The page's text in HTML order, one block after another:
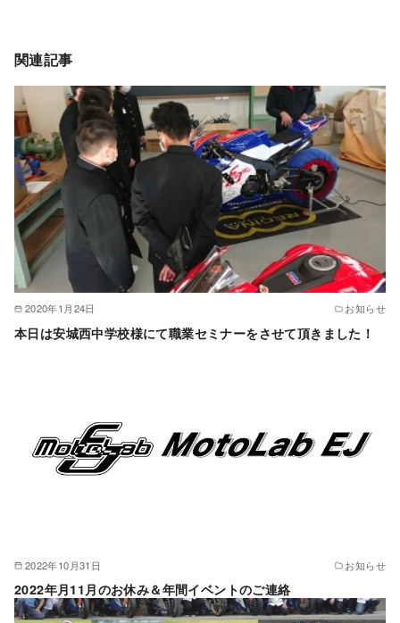
関連記事
2020年1月24日 お知らせ
本日は安城西中学校様にて職業セミナーをさせて頂きました！
2022年10月31日 お知らせ
2022年月11月のお休み＆年間イベントのご連絡